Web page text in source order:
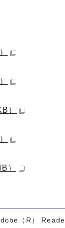
）
）
（R）